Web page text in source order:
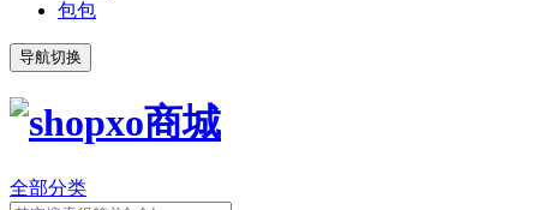
包包
导航切换
全部分类